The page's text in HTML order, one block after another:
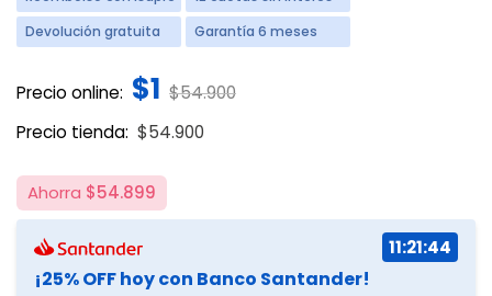
Devolución gratuita
Garantía 6 meses
Precio online: $1 Price reduced from
$54.900to
Precio tienda:
Price reduced from
$54.900
Ahorra $54.899
11:21:43
¡25% OFF hoy con Banco Santander!